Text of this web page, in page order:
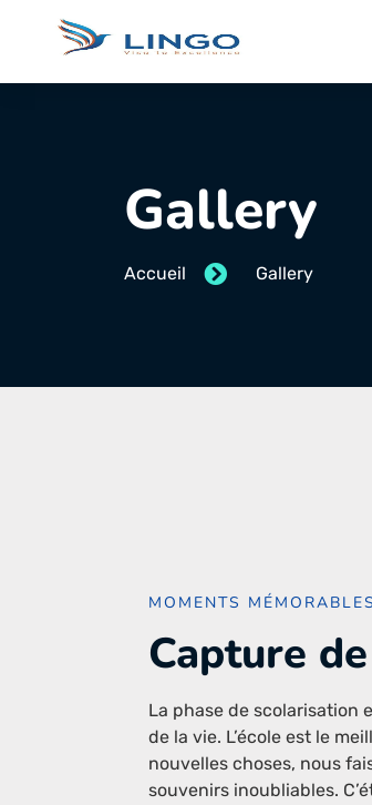
Gallery
Accueil Gallery
MOMENTS MÉMORABLES
Capture
La phase de scolarisation
de la vie. L’école est le
nouvelles choses, nous
souvenirs inoubliables.